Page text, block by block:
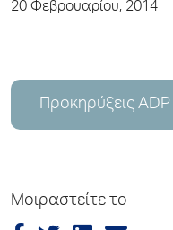
20 Φεβρουαρίου, 2014
Προκηρύξεις ADP
Μοιραστείτε το